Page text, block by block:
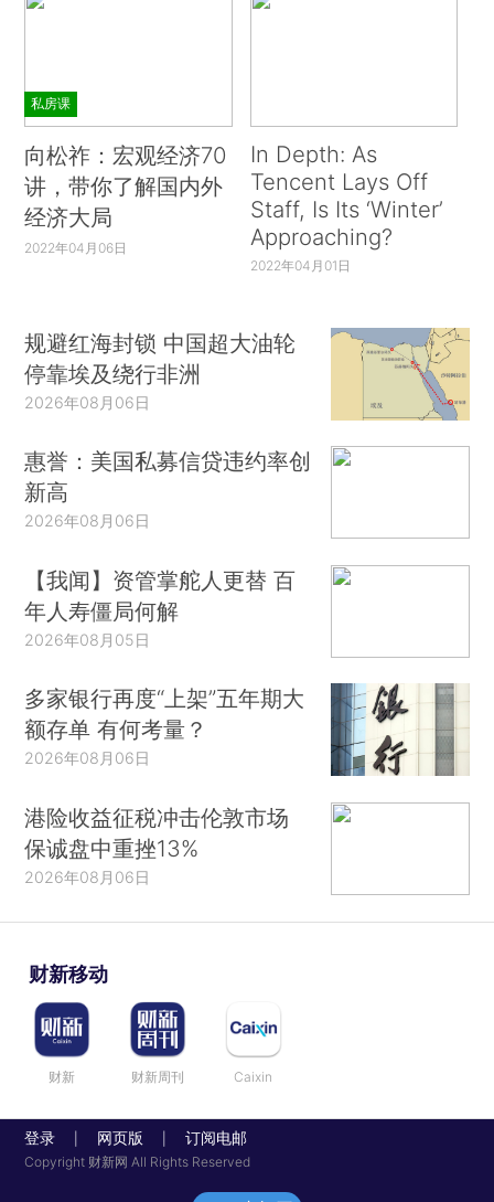
私房课
向松祚：宏观经济70
讲，带你了解国内外
经济大局
2022年04月06日
In Depth: As
Tencent Lays Off
Staff, Is Its ‘Winter’
Approaching?
2022年04月01日
规避红海封锁 中国超大油轮
停靠埃及绕行非洲
2026年08月06日
惠誉：美国私募信贷违约率创
新高
2026年08月06日
【我闻】资管掌舵人更替 百
年人寿僵局何解
2026年08月05日
多家银行再度“上架”五年期大
额存单 有何考量？
2026年08月06日
港险收益征税冲击伦敦市场
保诚盘中重挫13%
2026年08月06日
财新移动
财新 财新周刊 Caixin
登录 网页版 订阅电邮
Copyright 财新网 All Rights Reserved